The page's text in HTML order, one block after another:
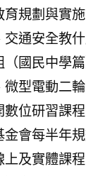
育規劃與實
交通安全教
（國民中學篇
微型電動二
數位研習課
金會每半年
上及實體課